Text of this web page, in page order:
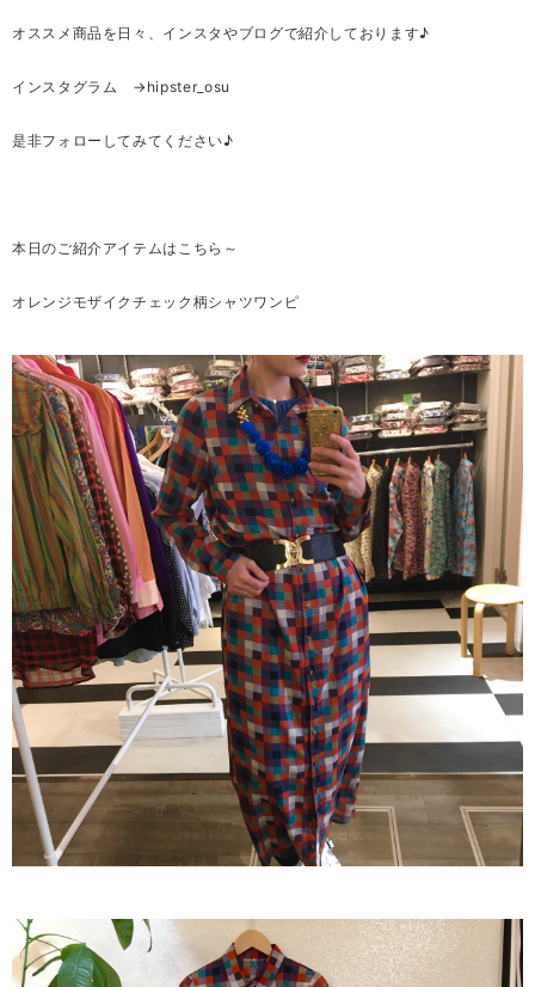
オススメ商品を日々、インスタやブログで紹介しております♪
インスタグラム →hipster_osu
是非フォローしてみてください♪
本日のご紹介アイテムはこちら～
オレンジモザイクチェック柄シャツワンピ